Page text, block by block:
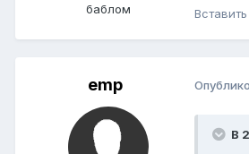
баблом
emp
В